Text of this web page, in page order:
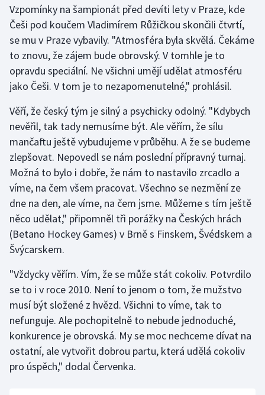
Vzpomínky na šampionát před devíti lety v Praze, kde
Češi pod koučem Vladimírem Růžičkou skončili čtvrtí,
se mu v Praze vybavily. "Atmosféra byla skvělá. Čekáme
to znovu, že zájem bude obrovský. V tomhle je to
opravdu speciální. Ne všichni umějí udělat atmosféru
jako Češi. V tom je to nezapomenutelné," prohlásil.
Věří, že český tým je silný a psychicky odolný. "Kdybych
nevěřil, tak tady nemusíme být. Ale věřím, že sílu
mančaftu ještě vybudujeme v průběhu. A že se budeme
zlepšovat. Nepovedl se nám poslední přípravný turnaj.
Možná to bylo i dobře, že nám to nastavilo zrcadlo a
víme, na čem všem pracovat. Všechno se nezmění ze
dne na den, ale víme, na čem jsme. Můžeme s tím ještě
něco udělat," připomněl tři porážky na Českých hrách
(Betano Hockey Games) v Brně s Finskem, Švédskem a
Švýcarskem.
"Vždycky věřím. Vím, že se může stát cokoliv. Potvrdilo
se to i v roce 2010. Není to jenom o tom, že mužstvo
musí být složené z hvězd. Všichni to víme, tak to
nefunguje. Ale pochopitelně to nebude jednoduché,
konkurence je obrovská. My se moc nechceme dívat na
ostatní, ale vytvořit dobrou partu, která udělá cokoliv
pro úspěch," dodal Červenka.